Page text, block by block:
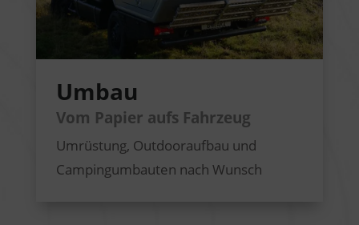
Umbau
Vom Papier aufs Fahrzeug
Umrüstung, Outdooraufbau und
Campingumbauten nach Wunsch